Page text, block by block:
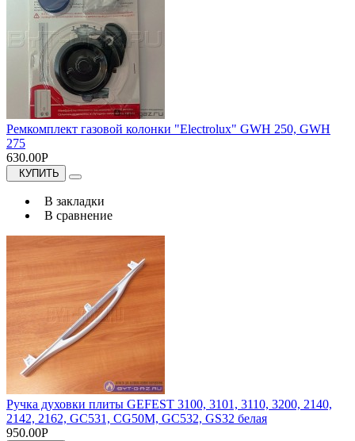
Ремкомплект газовой колонки "Electrolux" GWH 250, GWH
275
630.00Р
КУПИТЬ
В закладки
В сравнение
Ручка духовки плиты GEFEST 3100, 3101, 3110, 3200, 2140,
2142, 2162, GC531, CG50M, GC532, GS32 белая
950.00Р